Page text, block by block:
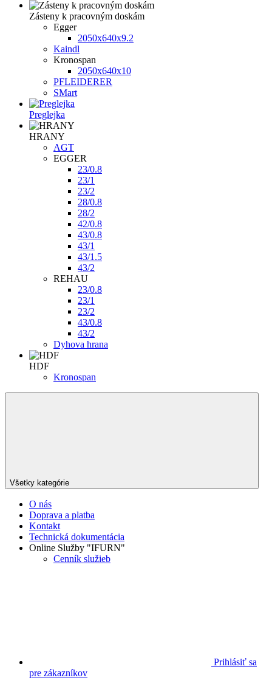
Zásteny k pracovným doskám
Egger
2050x640x9.2
Kaindl
Kronospan
2050x640x10
PFLEIDERER
SMart
Preglejka
HRANY
AGT
EGGER
23/0.8
23/1
23/2
28/0.8
28/2
42/0.8
43/0.8
43/1
43/1.5
43/2
REHAU
23/0.8
23/1
23/2
43/0.8
43/2
Dyhova hrana
HDF
Kronospan
Všetky kategórie
O nás
Doprava a platba
Kontakt
Technická dokumentácia
Online Služby "IFURN"
Cenník služieb
Prihlásiť sa
pre zákazníkov